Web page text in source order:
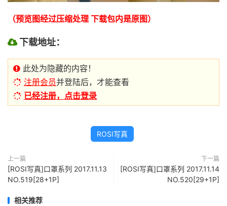
（预览图经过压缩处理 下载包内是原图）
下载地址：
此处为隐藏的内容！
注册会员并登陆后，才能查看
已经注册，点击登录
ROSI写真
上一篇
[ROSI写真]口罩系列 2017.11.13
NO.519[28+1P]
下一篇
[ROSI写真]口罩系列 2017.11.14
NO.520[29+1P]
相关推荐